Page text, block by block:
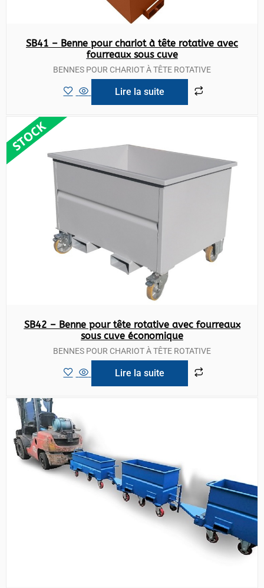
SB41 – Benne pour chariot à tête rotative avec
fourreaux sous cuve
BENNES POUR CHARIOT À TÊTE ROTATIVE
Lire la suite
SB42 – Benne pour tête rotative avec fourreaux
sous cuve économique
BENNES POUR CHARIOT À TÊTE ROTATIVE
Lire la suite